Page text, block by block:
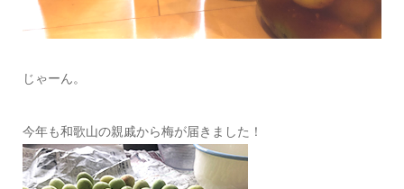
じゃーん。
今年も和歌山の親戚から梅が届きました！